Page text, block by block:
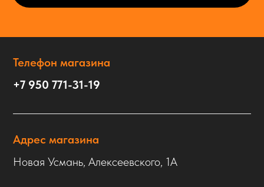
Телефон магазина
+7 950 771-31-19
Адрес магазина
Новая Усмань, Алексеевского, 1А